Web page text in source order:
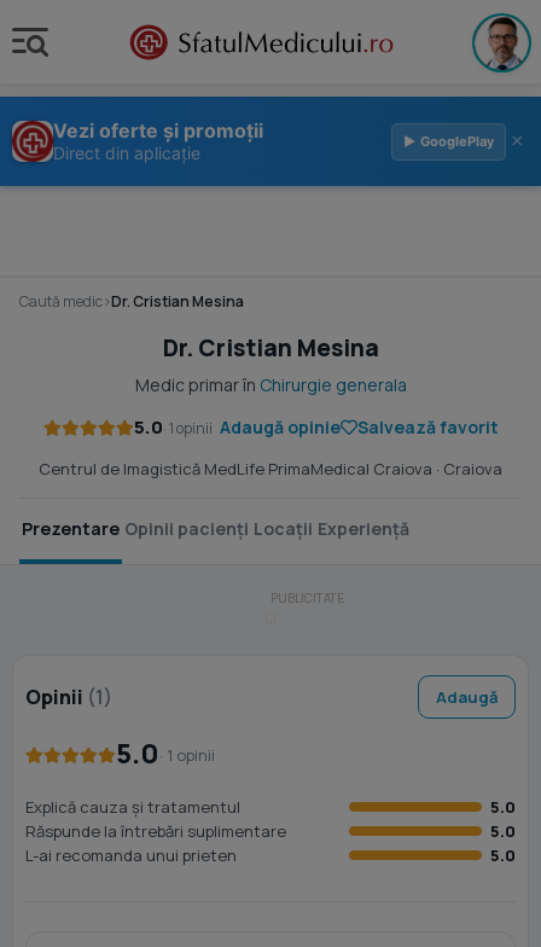
Vezi oferte și promoții
Direct din aplicație
▶ GooglePlay ×
Caută medic›Dr. Cristian Mesina
Dr. Cristian Mesina
Medic primar în Chirurgie generala
5.0· 1 opinii Adaugă opinie Salvează favorit
Centrul de Imagistică MedLife PrimaMedical Craiova · Craiova
Prezentare Opinii pacienți Locații Experiență
Opinii (1) Adaugă
5.0· 1 opinii
Explică cauza și tratamentul
5.0
Răspunde la întrebări suplimentare
5.0
L-ai recomanda unui prieten
5.0